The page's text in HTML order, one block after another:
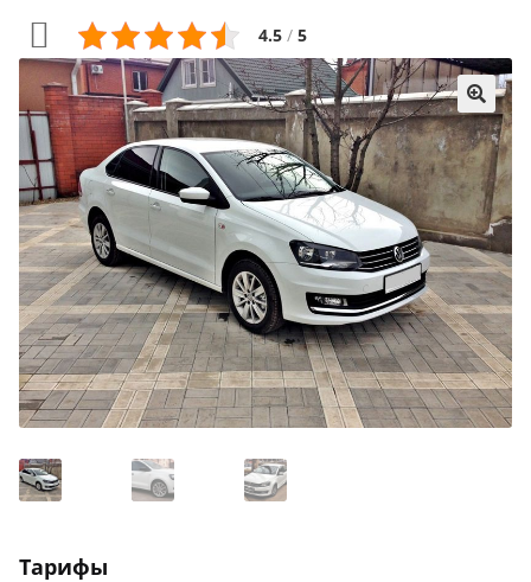
4.5 / 5
🔍
Тарифы